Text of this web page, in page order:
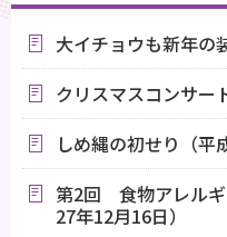
す
大イチョウも新年の
クリスマスコンサー
しめ縄の初せり（平
第2回 食物アレルギ
27年12月16日）